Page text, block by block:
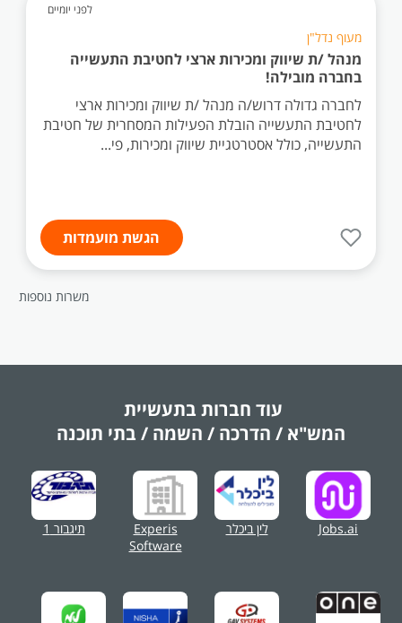
לפני יומיים
מעוף נדל"ן
מנהל /ת שיווק ומכירות ארצי לחטיבת התעשייה
בחברה מובילה!
לחברה גדולה דרוש/ה מנהל /ת שיווק ומכירות ארצי
לחטיבת התעשייה הובלת הפעילות המסחרית של חטיבת
התעשייה, כולל אסטרטגיית שיווק ומכירות, פי...
הגשת מועמדות
משרות נוספות
עוד חברות בתעשיית
המש"א / הדרכה / השמה / בתי תוכנה
Jobs.ai לין ביכלר
Experis
Software
תיגבור 1